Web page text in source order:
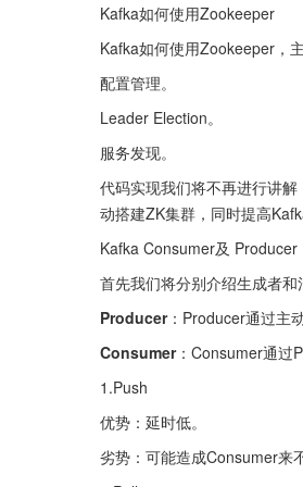
Kafka如何使用Zookeeper
Kafka如何使用Zookeeper，
配置管理。
Leader Election。
服务发现。
代码实现我们将不再进行讲
动搭建ZK集群，同时提高
Kafka Consumer及 Producer
首先我们将分别介绍生成者
Producer：Producer通过主
Consumer：Consumer通过
1.Push
优势：延时低。
劣势：可能造成Consumer来